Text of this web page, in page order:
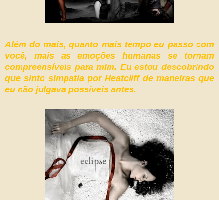
Além do mais, quanto mais tempo eu passo com
você, mais as emoções humanas se tornam
compreensíveis para mim. Eu estou descobrindo
que sinto simpatia por Heatcliff de maneiras que
eu não julgava possíveis antes.